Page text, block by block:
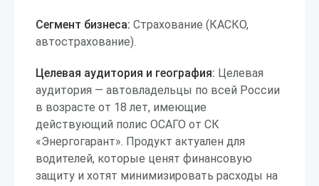
Сегмент бизнеса: Страхование (КАСКО,
автострахование).
Целевая аудитория и география: Целевая
аудитория — автовладельцы по всей России
в возрасте от 18 лет, имеющие
действующий полис ОСАГО от СК
«Энергогарант». Продукт актуален для
водителей, которые ценят финансовую
защиту и хотят минимизировать расходы на